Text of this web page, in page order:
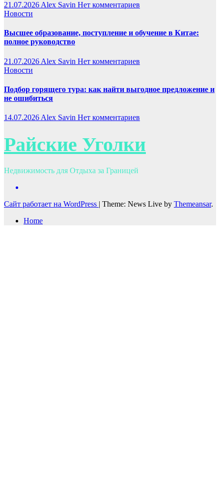
21.07.2026 Alex Savin Нет комментариев
Новости
Высшее образование, поступление и обучение в Китае:
полное руководство
21.07.2026 Alex Savin Нет комментариев
Новости
Подбор горящего тура: как найти выгодное предложение и
не ошибиться
14.07.2026 Alex Savin Нет комментариев
Райские Уголки
Недвижимость для Отдыха за Границей
Сайт работает на WordPress | Theme: News Live by Themeansar.
Home